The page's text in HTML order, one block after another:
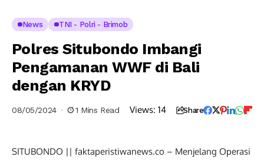
News TNI - Polri - Brimob
Polres Situbondo Imbangi
Pengamanan WWF di Bali
dengan KRYD
08/05/2024 1 Mins Read Views: 14 Share
SITUBONDO || faktaperistiwanews.co – Menjelang Operasi